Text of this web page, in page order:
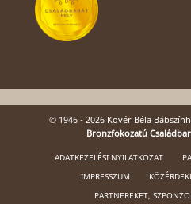
© 1946 - 2026 Kövér Béla
Bronzfokozatú
ADATKEZELÉSI NYILATKOZAT
IMPRESSZUM
PARTNEREKET,